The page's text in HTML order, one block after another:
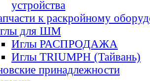
устройства
к раскройному
для ШМ
Иглы РАСПРОДАЖА
Иглы TRIUMPH (Тайвань)
принадлежности